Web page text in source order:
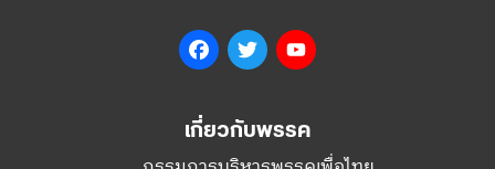
FacebookTwitter
เกี่ยวกับพรรค